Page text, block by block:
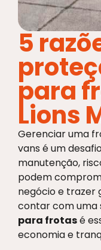
5
para
Lions
Gerenciar uma
vans é um
manutenção,
podem
negócio e trazer
contar com uma
para frotasé
economia e